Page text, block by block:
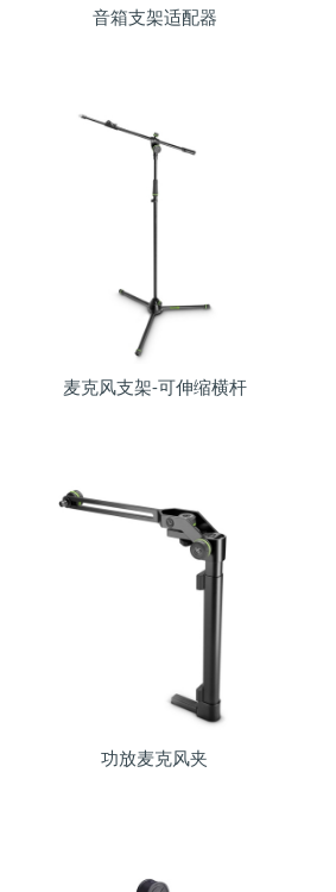
音箱支架适配器
麦克风支架-可伸缩横杆
功放麦克风夹